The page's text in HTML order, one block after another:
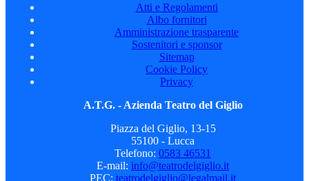
Atti e Regolamenti
Albo fornitori
Amministrazione trasparente
Sostenitori e sponsor
Sitemap
Cookie Policy
Privacy
A.T.G. - Azienda Teatro del Giglio
Piazza del Giglio, 13-15
55100 - Lucca
Telefono: 0583 46531
E-mail: info@teatrodelgiglio.it
PEC: teatrodelgiglio@legalmail.it